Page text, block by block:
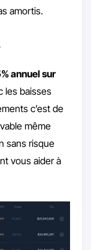
amortis.
annuel sur
les baisses
c’est de
même
sans risque
vous aider à